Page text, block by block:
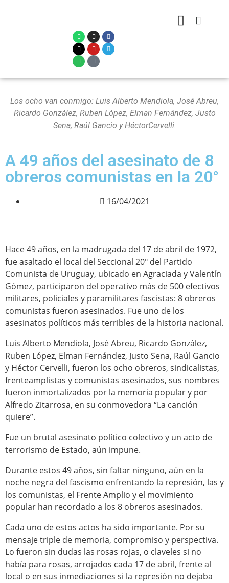
Los ocho van conmigo: Luis Alberto Mendiola, José Abreu,
Ricardo González, Ruben López, Elman Fernández, Justo
Sena, Raúl Gancio y HéctorCervelli.
A 49 años del asesinato de 8
obreros comunistas en la 20°
16/04/2021
Hace 49 años, en la madrugada del 17 de abril de 1972,
fue asaltado el local del Seccional 20º del Partido
Comunista de Uruguay, ubicado en Agraciada y Valentín
Gómez, participaron del operativo más de 500 efectivos
militares, policiales y paramilitares fascistas: 8 obreros
comunistas fueron asesinados. Fue uno de los
asesinatos políticos más terribles de la historia nacional.
Luis Alberto Mendiola, José Abreu, Ricardo González,
Ruben López, Elman Fernández, Justo Sena, Raúl Gancio
y Héctor Cervelli, fueron los ocho obreros, sindicalistas,
frenteamplistas y comunistas asesinados, sus nombres
fueron inmortalizados por la memoria popular y por
Alfredo Zitarrosa, en su conmovedora “La canción
quiere”.
Fue un brutal asesinato político colectivo y un acto de
terrorismo de Estado, aún impune.
Durante estos 49 años, sin faltar ninguno, aún en la
noche negra del fascismo enfrentando la represión, las y
los comunistas, el Frente Amplio y el movimiento
popular han recordado a los 8 obreros asesinados.
Cada uno de estos actos ha sido importante. Por su
mensaje triple de memoria, compromiso y perspectiva.
Lo fueron sin dudas las rosas rojas, o claveles si no
había para rosas, arrojados cada 17 de abril, frente al
local o en sus inmediaciones si la represión no dejaba